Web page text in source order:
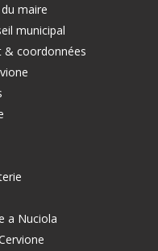
maire
municipal
& coordonnées
a Nuciola